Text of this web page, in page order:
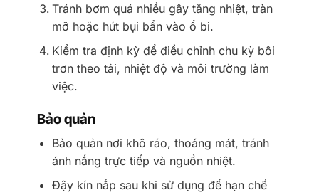
Tránh bơm quá nhiều gây tăng nhiệt, tràn
mỡ hoặc hút bụi bẩn vào ổ bi.
Kiểm tra định kỳ để điều chỉnh chu kỳ bôi
trơn theo tải, nhiệt độ và môi trường làm
việc.
Bảo quản
Bảo quản nơi khô ráo, thoáng mát, tránh
ánh nắng trực tiếp và nguồn nhiệt.
Đậy kín nắp sau khi sử dụng để hạn chế